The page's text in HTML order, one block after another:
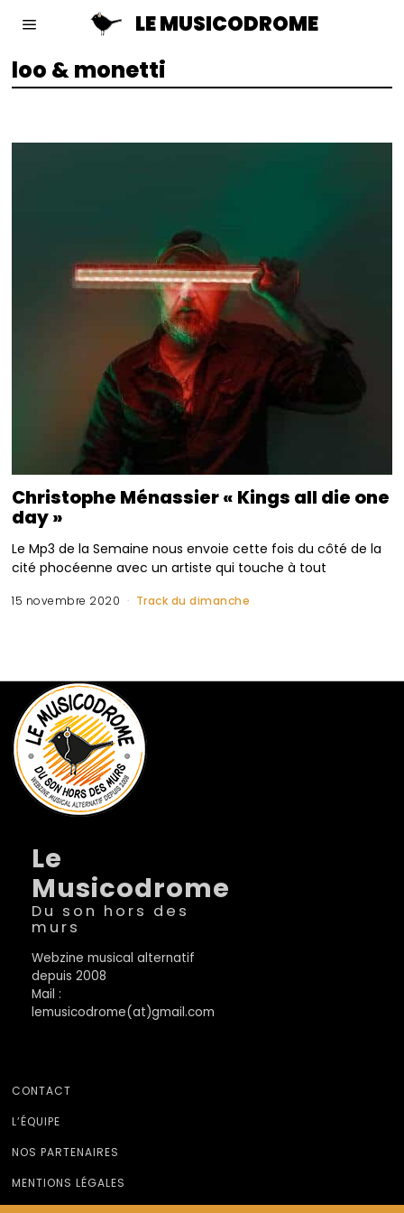
LE MUSICODROME
loo & monetti
Christophe Ménassier « Kings all die one
day »
Le Mp3 de la Semaine nous envoie cette fois du côté de la
cité phocéenne avec un artiste qui touche à tout
15 novembre 2020 Track du dimanche
Le
Musicodrome
Du son hors des
murs
Webzine musical alternatif
depuis 2008
Mail :
lemusicodrome(at)gmail.com
CONTACT
L’ÉQUIPE
NOS PARTENAIRES
MENTIONS LÉGALES